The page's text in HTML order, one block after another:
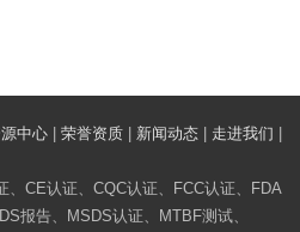
中心 荣誉资质 新闻动态 走进我们
、CE认证、CQC认证、FCC认证、FDA
报告、MSDS认证、MTBF测试、